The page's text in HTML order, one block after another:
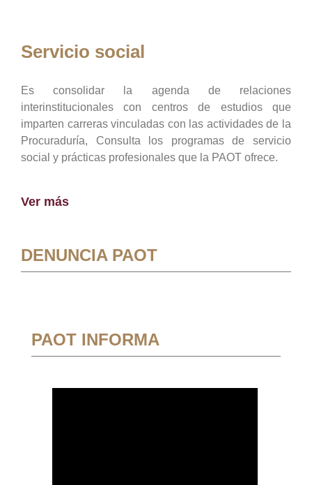
Servicio social
Es consolidar la agenda de relaciones
interinstitucionales con centros de estudios que
imparten carreras vinculadas con las actividades de la
Procuraduría, Consulta los programas de servicio
social y prácticas profesionales que la PAOT ofrece.
Ver más
DENUNCIA PAOT
PAOT INFORMA